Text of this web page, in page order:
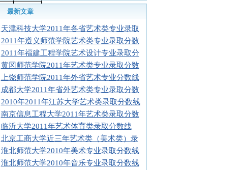
/
/
/ /
/
/
/
/
/
/ /
510.
463.
43
/ /
最新文章
天津科技大学2011年各省艺术类专业录取
2011年遵义师范学院艺术类专业录取分数
2011年福建工程学院艺术设计专业录取分
黄冈师范学院2011年艺术类专业录取分数
上饶师范学院2011年外省艺术专业分数线
成都大学2011年省外艺术类专业录取分数
2010年2011年江苏大学艺术类录取分数线
南京信息工程大学2011年艺术类录取分数
临沂大学2011年艺术体育类录取分数线
北京工商大学近三年艺术类（美术类）录
淮北师范大学2010年美术专业录取分数线
淮北师范大学2010年音乐专业录取分数线